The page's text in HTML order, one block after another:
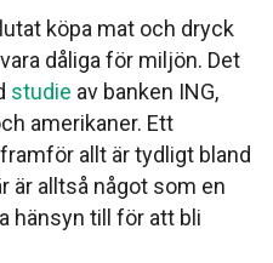
köpa mat och dryck
dåliga för miljön. Det
studie av banken ING,
amerikaner. Ett
allt är tydligt bland
är alltså något som en
hänsyn till för att bli